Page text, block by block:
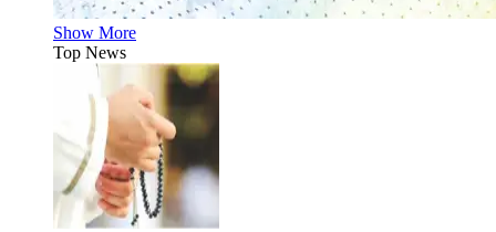
Show More
Top News